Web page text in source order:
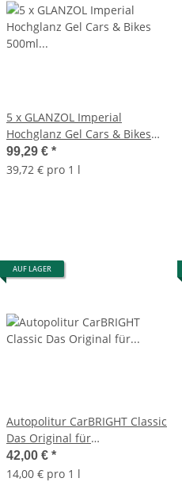
5 x GLANZOL Imperial
Hochglanz Gel Cars & Bikes
500ml Autopolitur
99,29 € *
39,72 € pro 1 l
AUF LAGER
Autopolitur CarBRIGHT Classic
Das Original für
Auto&Motorrad 6x500ml / 6er
Set
42,00 € *
14,00 € pro 1 l